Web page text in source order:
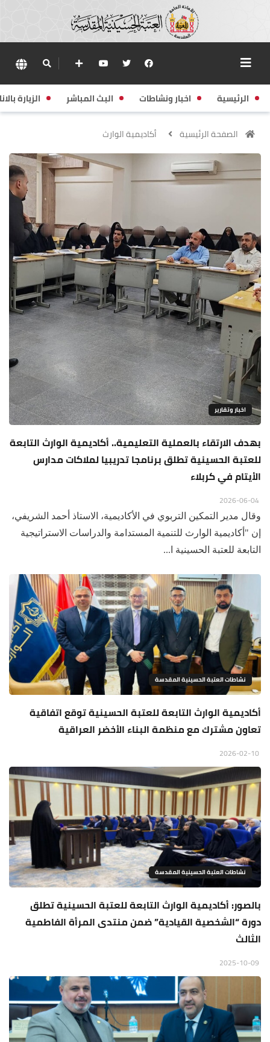
الرئيسية اخبار ونشاطات البث المباشر الزيارة
الصفحة الرئيسية أكاديمية الوارث
اخبار وتقارير
‏بهدف الارتقاء بالعملية التعليمية.. أكاديمية الوارث التابعة
للعتبة الحسينية تطلق برنامجا تدريبيا لملاكات مدارس
الأيتام في كربلاء
‏وقال مدير التمكين التربوي في الأكاديمية، الاستاذ أحمد الشريفي،
إن "أكاديمية الوارث للتنمية المستدامة والدراسات الاستراتيجية
التابعة للعتبة الحسينية ا...
نشاطات العتبة الحسينية المقدسة
أكاديمية الوارث التابعة للعتبة الحسينية توقع اتفاقية
تعاون مشترك مع منظمة البناء الأخضر العراقية
نشاطات العتبة الحسينية المقدسة
بالصور: أكاديمية الوارث التابعة للعتبة الحسينية تطلق
دورة “الشخصية القيادية” ضمن منتدى المرأة الفاطمية
الثالث